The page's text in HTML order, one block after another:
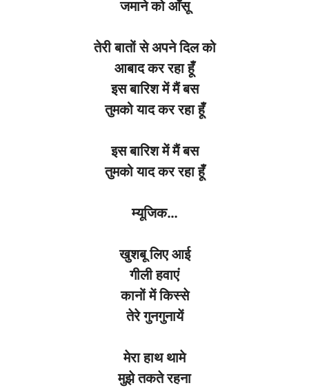
जमाने को आँसू
तेरी बातों से अपने दिल को
आबाद कर रहा हूँ
इस बारिश में मैं बस
तुमको याद कर रहा हूँ
इस बारिश में मैं बस
तुमको याद कर रहा हूँ
म्यूजिक…
खुशबू लिए आई
गीली हवाएं
कानों में किस्से
तेरे गुनगुनायें
मेरा हाथ थामे
मुझे तकते रहना